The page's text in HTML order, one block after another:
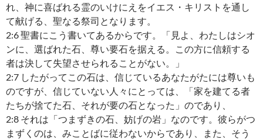
れ、神に喜ばれる霊のいけにえをイエス・キリストを通し
て献げる、聖なる祭司となります。
2:6 聖書にこう書いてあるからです。「見よ、わたしはシオ
ンに、選ばれた石、尊い要石を据える。この方に信頼する
者は決して失望させられることがない。」
2:7 したがってこの石は、信じているあなたがたには尊いも
のですが、信じていない人々にとっては、「家を建てる者
たちが捨てた石、それが要の石となった」のであり、
2:8 それは「つまずきの石、妨げの岩」なのです。彼らがつ
まずくのは、みことばに従わないからであり、また、そう